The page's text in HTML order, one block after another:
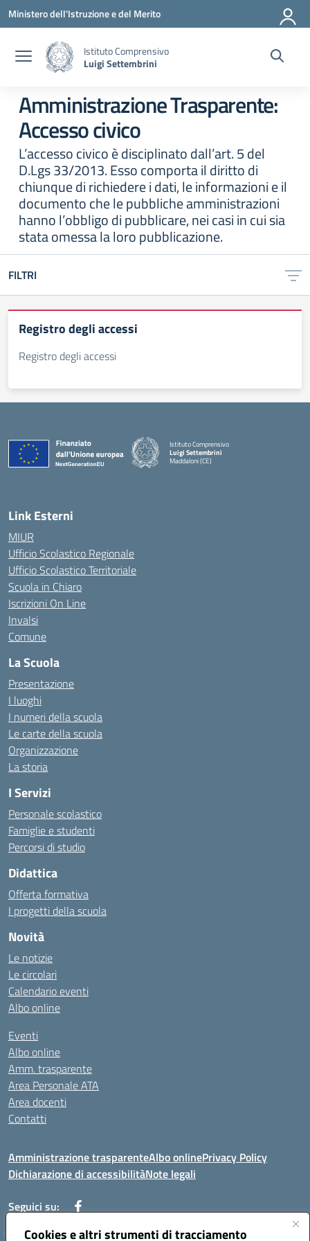
Cookies e altri strumenti di tracciamento
Vai ai contenuti
Vai al menu di navigazione
Vai al footer
Ministero dell'Istruzione e del Merito
Istituto Comprensivo
Luigi Settembrini
Amministrazione Trasparente:
Accesso civico
L’accesso civico è disciplinato dall’art. 5 del
D.Lgs 33/2013. Esso comporta il diritto di
chiunque di richiedere i dati, le informazioni e il
documento che le pubbliche amministrazioni
hanno l’obbligo di pubblicare, nei casi in cui sia
stata omessa la loro pubblicazione.
FILTRI
Registro degli accessi
Registro degli accessi
Istituto Comprensivo
Luigi Settembrini
Maddaloni (CE)
Link Esterni
MIUR
Ufficio Scolastico Regionale
Ufficio Scolastico Territoriale
Scuola in Chiaro
Iscrizioni On Line
Invalsi
Comune
La Scuola
Presentazione
I luoghi
I numeri della scuola
Le carte della scuola
Organizzazione
La storia
I Servizi
Personale scolastico
Famiglie e studenti
Percorsi di studio
Didattica
Offerta formativa
I progetti della scuola
Novità
Le notizie
Le circolari
Calendario eventi
Albo online
Eventi
Albo online
Amm. trasparente
Area Personale ATA
Area docenti
Contatti
Amministrazione trasparenteAlbo onlinePrivacy Policy
Dichiarazione di accessibilitàNote legali
Seguici su: